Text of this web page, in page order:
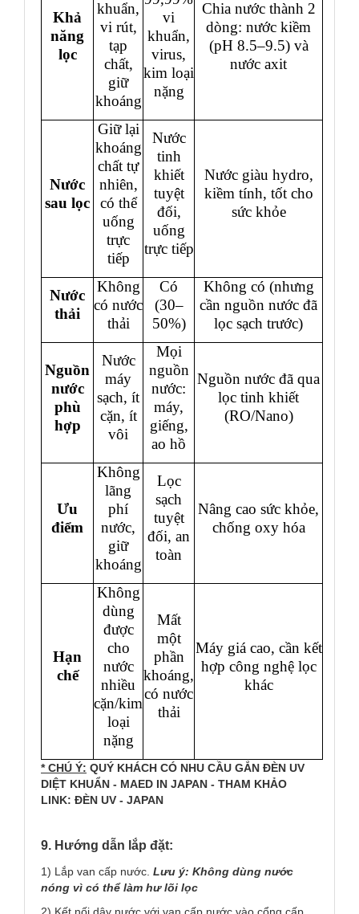
Khả
năng
lọc
khuẩn,
vi rút,
tạp
chất,
giữ
khoáng
vi
khuẩn,
virus,
kim loại
nặng
Chia nước thành 2
dòng: nước kiềm
(pH 8.5–9.5) và
nước axit
Nước
sau lọc
Giữ lại
khoáng
chất tự
nhiên,
có thể
uống
trực
tiếp
Nước
tinh
khiết
tuyệt
đối,
uống
trực tiếp
Nước giàu hydro,
kiềm tính, tốt cho
sức khỏe
Nước
thải
Không
có nước
thải
Có
(30–
50%)
Không có (nhưng
cần nguồn nước đã
lọc sạch trước)
Nguồn
nước
phù
hợp
Nước
máy
sạch, ít
cặn, ít
vôi
Mọi
nguồn
nước:
máy,
giếng,
ao hồ
Nguồn nước đã qua
lọc tinh khiết
(RO/Nano)
Ưu
điểm
Không
lãng
phí
nước,
giữ
khoáng
Lọc
sạch
tuyệt
đối, an
toàn
Nâng cao sức khỏe,
chống oxy hóa
Hạn
chế
Không
dùng
được
cho
nước
nhiều
cặn/kim
loại
nặng
Mất
một
phần
khoáng,
có nước
thải
Máy giá cao, cần kết
hợp công nghệ lọc
khác
* CHÚ Ý: QUÝ KHÁCH CÓ NHU CẦU GẮN ĐÈN UV
DIỆT KHUẨN - MAED IN JAPAN - THAM KHẢO
LINK: ĐÈN UV - JAPAN
9. Hướng dẫn lắp đặt:
1) Lắp van cấp nước. Lưu ý: Không dùng nước
nóng vì có thể làm hư lõi lọc